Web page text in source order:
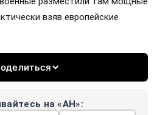
взяв европейские
на «АН»: